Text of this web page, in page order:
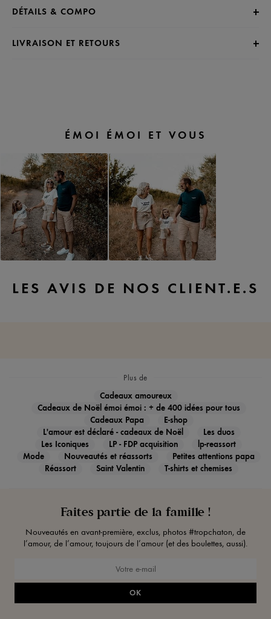
DÉTAILS & COMPO
LIVRAISON ET RETOURS
ÉMOI ÉMOI ET VOUS
LES AVIS DE NOS CLIENT.E.S
Plus de
Cadeaux amoureux
Cadeaux de Noël émoi émoi : + de 400 idées pour tous
Cadeaux Papa
E-shop
L'amour est déclaré - cadeaux de Noël
Les duos
Les Iconiques
LP - FDP acquisition
lp-reassort
Mode
Nouveautés et réassorts
Petites attentions papa
Réassort
Saint Valentin T-shirts et chemises
Faites partie de la famille !
Nouveautés en avant-première, exclus, photos #tropchaton, de
l’amour, de l’amour, toujours de l’amour (et des boulettes, aussi).
OK